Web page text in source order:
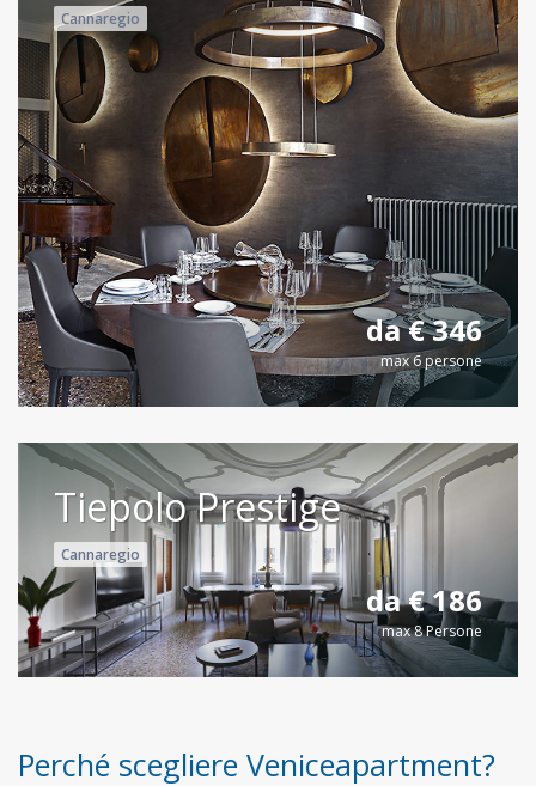
Cannaregio
da € 346
max 6 persone
Tiepolo Prestige
Cannaregio
da € 186
max 8 Persone
Perché scegliere Veniceapartment?